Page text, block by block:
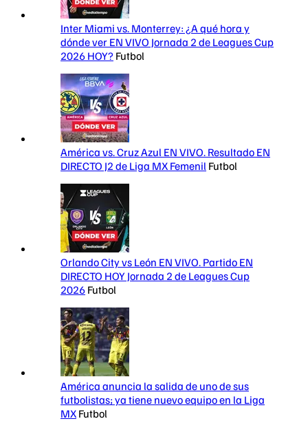
Inter Miami vs. Monterrey: ¿A qué hora y
dónde ver EN VIVO Jornada 2 de Leagues Cup
2026 HOY? Futbol
América vs. Cruz Azul EN VIVO. Resultado EN
DIRECTO J2 de Liga MX Femenil Futbol
Orlando City vs León EN VIVO. Partido EN
DIRECTO HOY Jornada 2 de Leagues Cup
2026 Futbol
América anuncia la salida de uno de sus
futbolistas; ya tiene nuevo equipo en la Liga
MX Futbol